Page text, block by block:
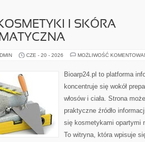
I SKÓRA
CZE - 20 - 2026 MOŻLIWOŚĆ
Bioarp24.pl to platforma
koncentruje się wokół
włosów i ciała. Strona
praktyczne źródło
się kosmetykami opartymi
To witryna, która wpisuje